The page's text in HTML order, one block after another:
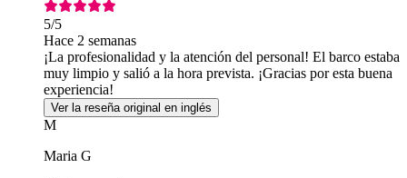
5/5
Hace 2 semanas
¡La profesionalidad y la atención del personal! El barco estaba
muy limpio y salió a la hora prevista. ¡Gracias por esta buena
experiencia!
Ver la reseña original en inglés
M
Maria G